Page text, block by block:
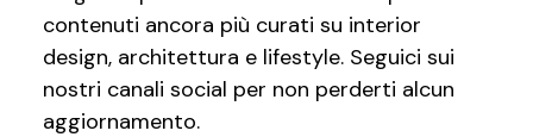
contenuti ancora più curati su interior
design, architettura e lifestyle. Seguici sui
nostri canali social per non perderti alcun
aggiornamento.